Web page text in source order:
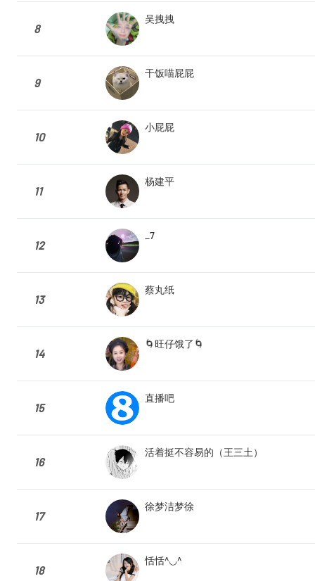
8
吴拽拽
9
干饭喵屁屁
10
小屁屁
11
杨建平
12
_7
13
蔡丸纸
14
🌀旺仔饿了🌀
15
直播吧
16
活着挺不容易的（王三土）
17
徐梦洁梦徐
18
恬恬^◡^